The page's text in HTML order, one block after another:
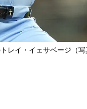
レイ・イェサベージ（写